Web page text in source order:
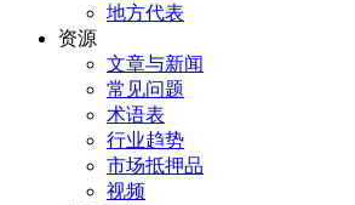
地方代表
资源
文章与新闻
常见问题
术语表
行业趋势
市场抵押品
视频